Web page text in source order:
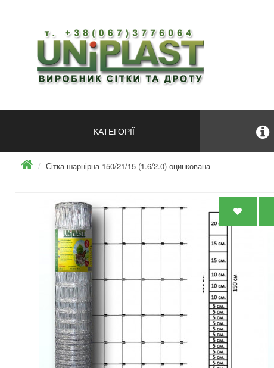
КАТЕГОРІЇ
Сітка шарнірна 150/21/15 (1.6/2.0) оцинкована